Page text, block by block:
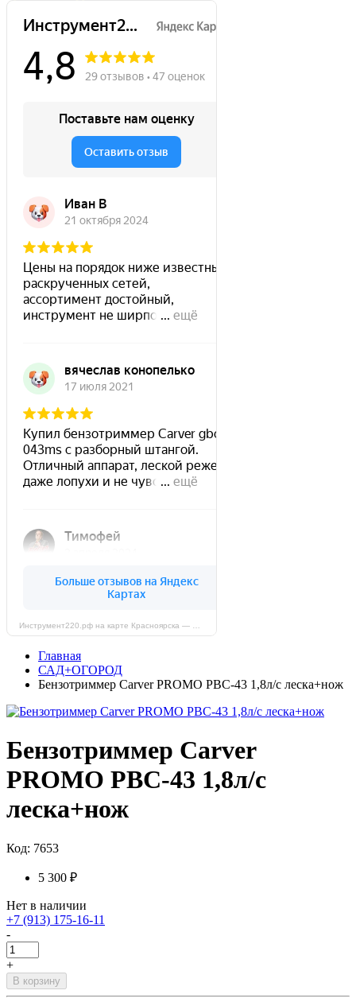
Главная
САД+ОГОРОД
Бензотриммер Carver PROMO PBC-43 1,8л/с леска+нож
Бензотриммер Carver
PROMO PBC-43 1,8л/с
леска+нож
Код: 7653
5 300 ₽
Нет в наличии
+7 (913) 175-16-11
-
+
В корзину